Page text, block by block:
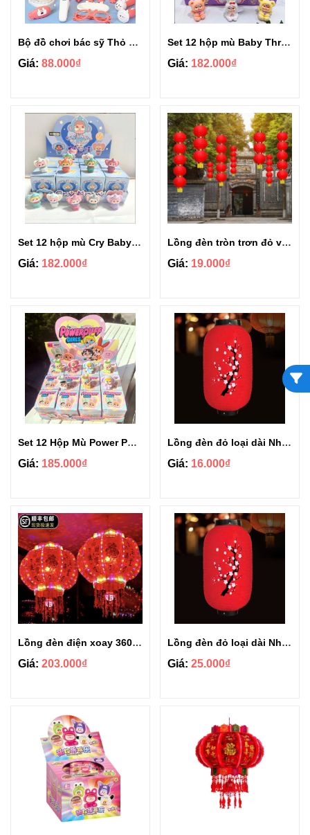
Bộ đồ chơi bác sỹ Thỏ 40 chi tiết cho bé
Giá: 88.000₫
Set 12 hộp mù Baby Three siêu hot
Giá: 182.000₫
Set 12 hộp mù Cry Baby dễ thương
Giá: 182.000₫
Lồng đèn tròn trơn đỏ vải lụa size 10in chống thấm
Giá: 19.000₫
Set 12 Hộp Mù Power Puff Girl siêu hot
Giá: 185.000₫
Lồng đèn đỏ loại dài Nhật Bản hoa đào size 8 trang trí Tết
Giá: 16.000₫
Lồng đèn điện xoay 360 độ trang trí tết size 80cm
Giá: 203.000₫
Lồng đèn đỏ loại dài Nhật Bản hoa đào size 12 trang trí Tết
Giá: 25.000₫